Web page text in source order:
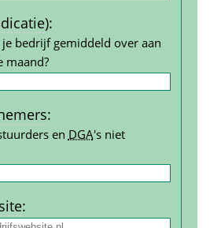
:
bedrijf gemiddeld over aan
maand?
:
en DGA's niet
: